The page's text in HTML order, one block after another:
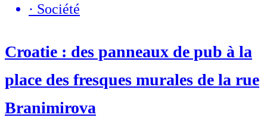
· Société
Croatie : des panneaux de pub à la
place des fresques murales de la rue
Branimirova